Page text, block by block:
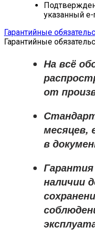
указанный
Гарантийные
Гарантийные
На всё
от
месяцев,
в
наличии